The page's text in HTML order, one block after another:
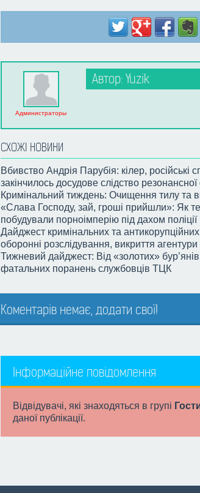
Администраторы
Автор: Yuzik
СХОЖІ НОВИНИ
Вбивство Андрія Парубія: кілер, російські
закінчилось досудове слідство
Кримінальний тиждень: Очищення тилу та
«Слава Господу, зай, гроші прийшли»: Як
побудували порноімперію під дахом поліції
Дайджест кримінальних та
оборонні розслідування, викриття
Тижневий дайджест: Від «золотих»
фатальних поранень службовців ТЦК
Коментарів немає, додати свої!
Інформаційне повідомлення
Відвідувачі, які знаходяться в групі
даної публікації.